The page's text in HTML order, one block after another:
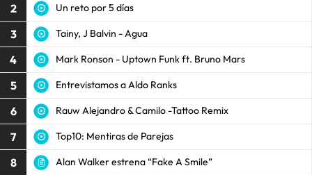
2 Un reto por 5 días
3 Tainy, J Balvin - Agua
4 Mark Ronson - Uptown Funk ft. Bruno Mars
5 Entrevistamos a Aldo Ranks
6 Rauw Alejandro & Camilo -Tattoo Remix
7 Top10: Mentiras de Parejas
8 Alan Walker estrena “Fake A Smile”